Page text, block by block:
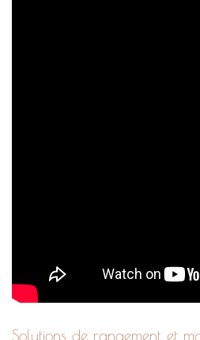
Solutions de rangement et